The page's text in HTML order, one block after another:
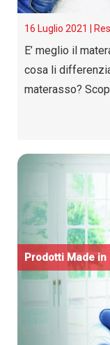
16 Luglio 2021 |
E’ meglio il
cosa li
materasso?
Prodotti Made